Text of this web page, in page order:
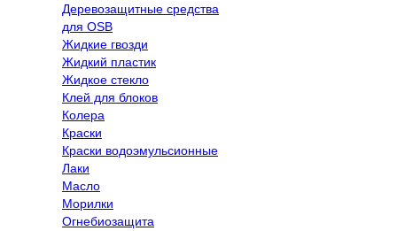
Деревозащитные средства
для OSB
Жидкие гвозди
Жидкий пластик
Жидкое стекло
Клей для блоков
Колера
Краски
Краски водоэмульсионные
Лаки
Масло
Морилки
Огнебиозащита